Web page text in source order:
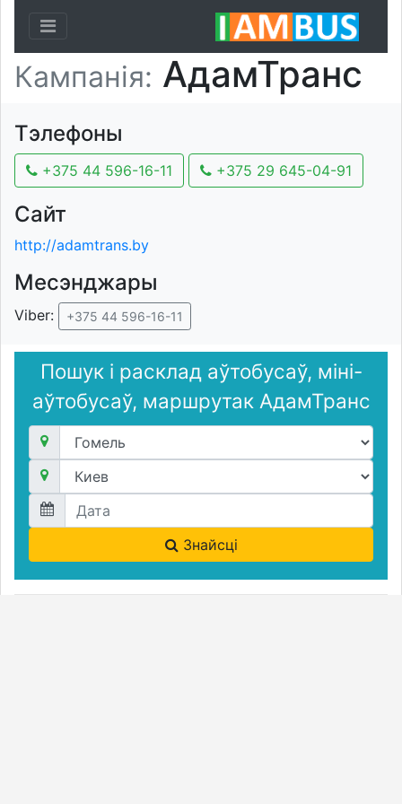
Toggle navigation
Кампанія: АдамТранс
Тэлефоны
+375 44 596-16-11 +375 29 645-04-91
Сайт
http://adamtrans.by
Месэнджары
Viber: +375 44 596-16-11
Пошук і расклад аўтобусаў, міні-
аўтобусаў, маршрутак АдамТранс
Знайсці